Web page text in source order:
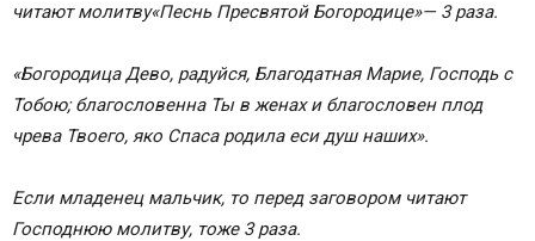
читают молитву«Песнь Пресвятой Богородице»— 3 раза.
«Богородица Дево, радуйся, Благодатная Марие, Господь с
Тобою; благословенна Ты в женах и благо­словен плод
чрева Твоего, яко Спаса родила еси душ наших».
Если младенец мальчик, то перед заговором чита­ют
Господнюю молитву, тоже 3 раза.